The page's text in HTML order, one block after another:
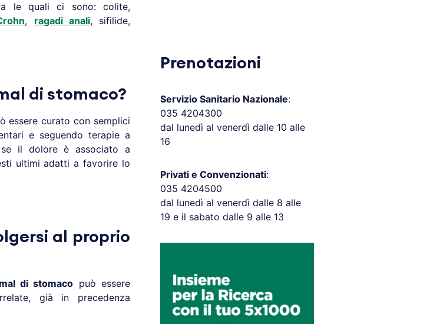
le quali ci sono: colite,
, ragadi anali, sifilide,
di stomaco?
essere curato con semplici
e seguendo terapie a
il dolore è associato a
ultimi adatti a favorire lo
al proprio
mal di stomaco può essere
già in precedenza
Prenotazioni
Servizio Sanitario Nazionale:
035 4204300
dal lunedì al venerdì dalle 10 alle
16
Privati e Convenzionati:
035 4204500
dal lunedì al venerdì dalle 8 alle
19 e il sabato dalle 9 alle 13